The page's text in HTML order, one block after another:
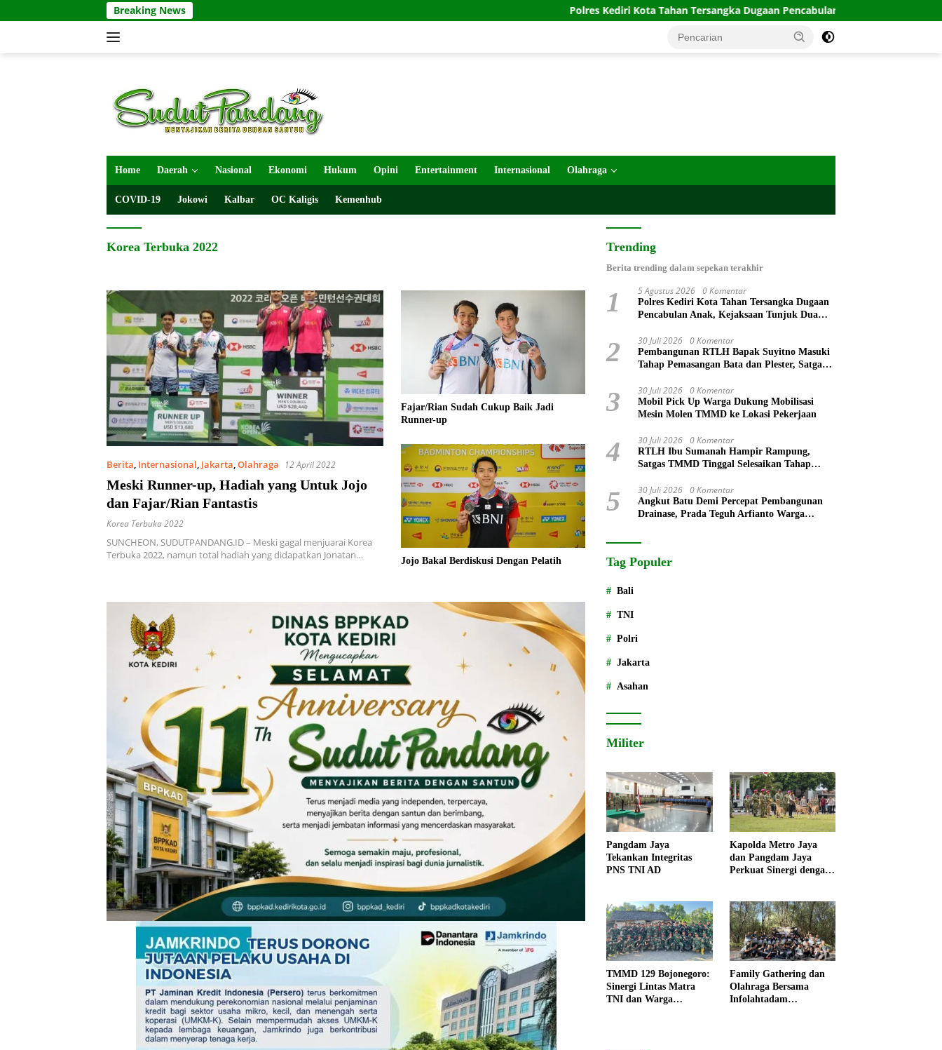
ke
Breaking News Polres Kediri Kota Tahan Tersangka Dugaan Pencabulan Anak, Kejaksaan Tunjuk Dua
Home Daerah Nasional Ekonomi Hukum Opini Entertainment Internasional Olahraga
COVID-19 Jokowi Kalbar OC Kaligis Kemenhub
Korea Terbuka 2022
Berita, Internasional, Jakarta,Olahraga 12 April 2022
Meski Runner-up, Hadiah yang Untuk Jojo
dan Fajar/Rian Fantastis
Korea Terbuka 2022
SUNCHEON, SUDUTPANDANG.ID – Meski gagal menjuarai Korea
Terbuka 2022, namun total hadiah yang didapatkan Jonatan…
Fajar/Rian Sudah Cukup Baik Jadi
Runner-up
Jojo Bakal Berdiskusi Dengan Pelatih
Trending
Berita trending dalam sepekan terakhir
1 5 Agustus 2026 0 Komentar
Polres Kediri Kota Tahan Tersangka Dugaan
Pencabulan Anak, Kejaksaan Tunjuk Dua
2 30 Juli 2026 0 Komentar
Pembangunan RTLH Bapak Suyitno Masuki
Tahap Pemasangan Bata dan Plester, Satgas
3 30 Juli 2026 0 Komentar
Mobil Pick Up Warga Dukung Mobilisasi
Mesin Molen TMMD ke Lokasi Pekerjaan
4 30 Juli 2026 0 Komentar
RTLH Ibu Sumanah Hampir Rampung,
Satgas TMMD Tinggal Selesaikan Tahap
5 30 Juli 2026 0 Komentar
Angkut Batu Demi Percepat Pembangunan
Drainase, Prada Teguh Arfianto Warga
Tag Populer
Bali
TNI
Polri
Jakarta
Asahan
Militer
Pangdam Jaya
Tekankan Integritas
PNS TNI AD
Kapolda Metro Jaya
dan Pangdam Jaya
Perkuat Sinergi dengan
TMMD 129 Bojonegoro:
Sinergi Lintas Matra
TNI dan Warga
Family Gathering dan
Olahraga Bersama
Infolahtadam